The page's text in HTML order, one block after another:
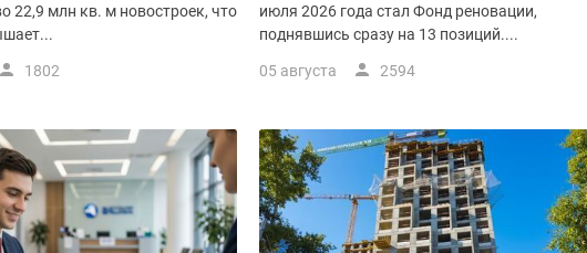
22,9 млн кв. м новостроек, что
1802
июля 2026 года стал Фонд реновации,
поднявшись сразу на 13 позиций....
05 августа 2594